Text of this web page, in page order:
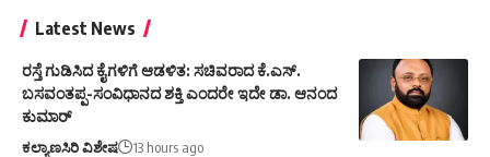
Latest News
ರಸ್ತೆ ಗುಡಿಸಿದ ಕೈಗಳಿಗೆ ಆಡಳಿತ: ಸಚಿವರಾದ ಕೆ.ಎಸ್.
ಬಸವಂತಪ್ಪ-ಸಂವಿಧಾನದ ಶಕ್ತಿ ಎಂದರೇ ಇದೇ ಡಾ. ಆನಂದ
ಕುಮಾರ್
ಕಲ್ಯಾಣಸಿರಿ ವಿಶೇಷ 13 hours ago